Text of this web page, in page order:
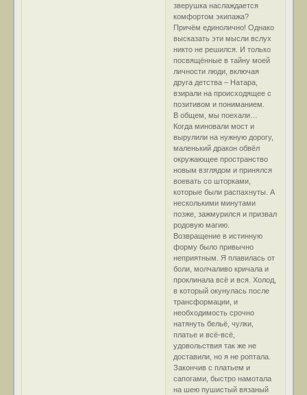
зверушка наслаждается
комфортом экипажа?
Причём единолично! Однако
высказать эти мысли вслух
никто не решился. И только
посвящённые в тайну моей
личности люди, включая
друга детства – Натара,
взирали на происходящее с
позитивом и пониманием.
В общем, мы поехали…
Когда миновали мост и
вырулили на нужную дорогу,
маленький дракон обвёл
окружающее пространство
новым взглядом и принялся
воевать со шторками,
которые были распахнуты. А
несколькими минутами
позже, зажмурился и призвал
родовую магию.
Возвращение в истинную
форму было привычно
неприятным. Я плавилась от
боли, молчаливо кричала и
проклинала всё и вся. Холод,
в который окунулась после
трансформации, и
необходимость срочно
натянуть бельё, чулки,
платье и всё-всё,
удовольствия так же не
доставили, но я не роптала.
Закончив с платьем и
сапогами, быстро намотала
на шею пушистый вязаный